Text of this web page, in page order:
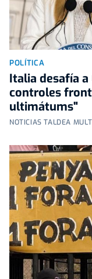
POLÍTICA
Italia desafía
controles
ultimátums"
NOTICIAS TALDEA